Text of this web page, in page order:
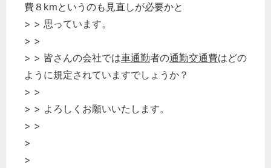
費８kmというのも見直しが必要かと
> > 思っています。
> >
> > 皆さんの会社では車通勤者の通勤交通費はどの
ように規定されていますでしょうか？
> >
> > よろしくお願いいたします。
> >
>
>